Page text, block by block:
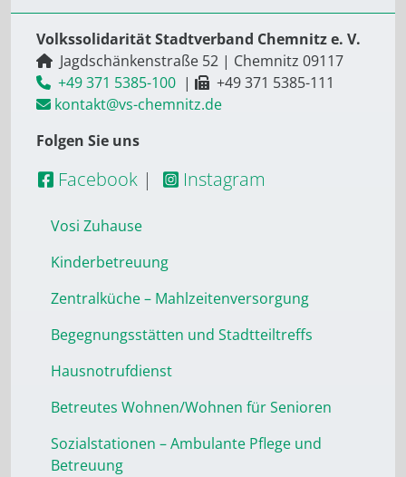
Volkssolidarität Stadtverband Chemnitz e. V.
Jagdschänkenstraße 52 | Chemnitz 09117
+49 371 5385-100 |
+49 371 5385-111
kontakt@vs-chemnitz.de
Folgen Sie uns
Facebook | Instagram
Vosi Zuhause
Kinderbetreuung
Zentralküche – Mahlzeitenversorgung
Begegnungsstätten und Stadtteiltreffs
Hausnotrufdienst
Betreutes Wohnen/Wohnen für Senioren
Sozialstationen – Ambulante Pflege und
Betreuung